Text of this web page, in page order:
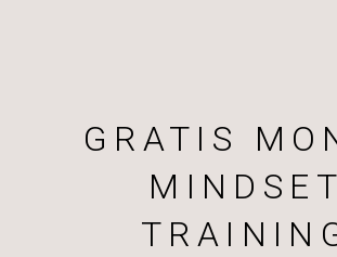
GRATIS
MINDSET